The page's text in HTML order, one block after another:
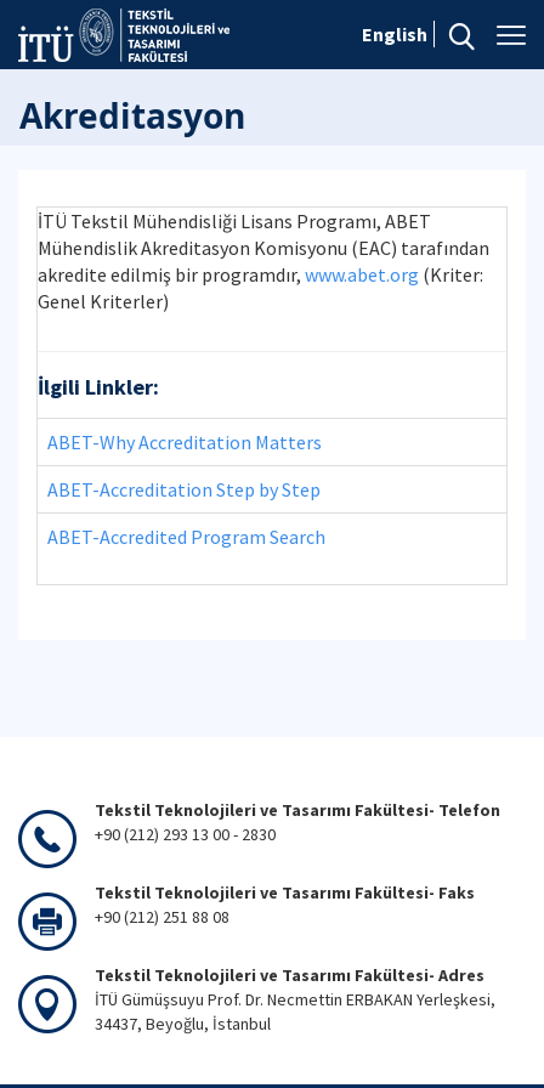
English
Akreditasyon
İTÜ Tekstil Mühendisliği Lisans Programı, ABET
Mühendislik Akreditasyon Komisyonu (EAC) tarafından
akredite edilmiş bir programdır, www.abet.org (Kriter:
Genel Kriterler)
İlgili Linkler:
ABET-Why Accreditation Matters
ABET-Accreditation Step by Step
ABET-Accredited Program Search
Tekstil Teknolojileri ve Tasarımı Fakültesi- Telefon
+90 (212) 293 13 00 - 2830
Tekstil Teknolojileri ve Tasarımı Fakültesi- Faks
+90 (212) 251 88 08
Tekstil Teknolojileri ve Tasarımı Fakültesi- Adres
İTÜ Gümüşsuyu Prof. Dr. Necmettin ERBAKAN Yerleşkesi,
34437, Beyoğlu, İstanbul